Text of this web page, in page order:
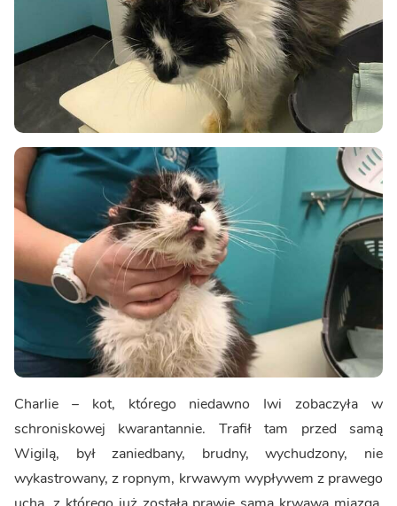
Charlie – kot, którego niedawno Iwi zobaczyła w
schroniskowej kwarantannie. Trafił tam przed samą
Wigilą, był zaniedbany, brudny, wychudzony, nie
wykastrowany, z ropnym, krwawym wypływem z prawego